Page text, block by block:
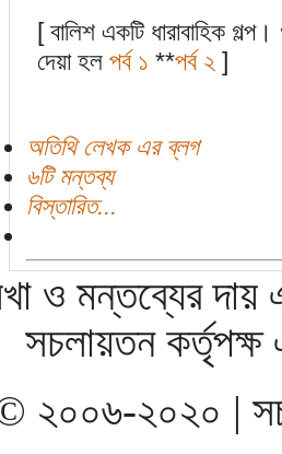
[ বালিশ একটি ধারাবাহিক
দেয়া হল পর্ব ১ **পর্ব ২ ]
অতিথি লেখক এর ব্লগ
৬টি মন্তব্য
বিস্তারিত...
ও মন্তব্যের দায়
সচলায়তন
© ২০০৬-২০২০ |